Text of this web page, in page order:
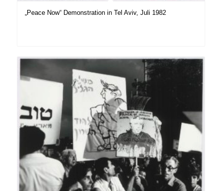
„Peace Now“ Demonstration in Tel Aviv, Juli 1982